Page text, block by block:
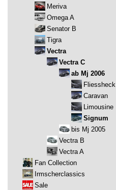
Meriva
Omega A
Senator B
Tigra
Vectra
Vectra C
ab Mj 2006
Fliessheck
Caravan
Limousine
Signum
bis Mj 2005
Vectra B
Vectra A
Fan Collection
Irmscherclassics
Sale